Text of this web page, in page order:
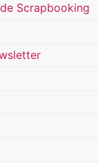
Scrapbooking